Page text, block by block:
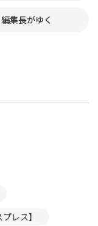
編集長がゆく
レス】